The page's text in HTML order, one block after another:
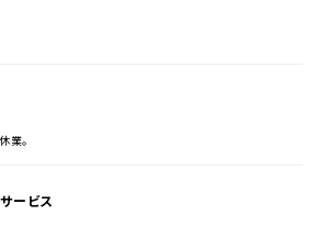
業。
ービス